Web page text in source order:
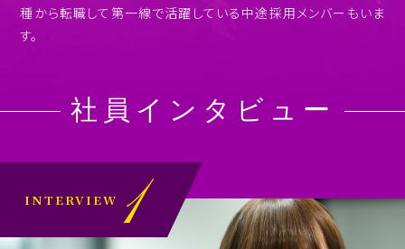
種から転職して第一線で活躍している中途採用メンバーもいま
す。
社員インタビュー
INTERVIEW 1